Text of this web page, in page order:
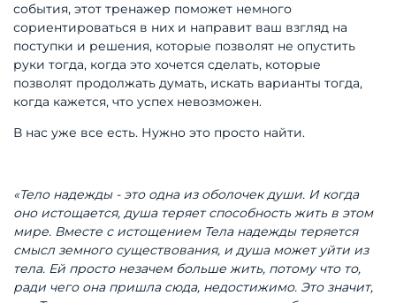
события, этот тренажер поможет немного
сориентироваться в них и направит ваш взгляд на
поступки и решения, которые позволят не опустить
руки тогда, когда это хочется сделать, которые
позволят продолжать думать, искать варианты тогда,
когда кажется, что успех невозможен.
В нас уже все есть. Нужно это просто найти.
«Тело надежды - это одна из оболочек души. И когда
оно истощается, душа теряет способность жить в этом
мире. Вместе с истощением Тела надежды теряется
смысл земного существования, и душа может уйти из
тела. Ей просто незачем больше жить, потому что то,
ради чего она пришла сюда, недостижимо. Это значит,